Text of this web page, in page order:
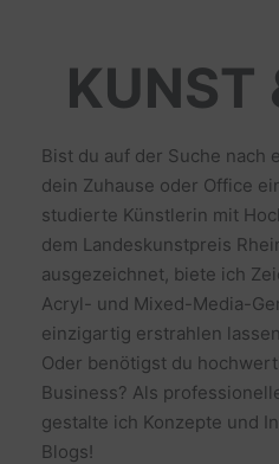
KUNST
Bist du auf der Suche nach
dein Zuhause oder Office
studierte Künstlerin mit
dem Landeskunstpreis
ausgezeichnet, biete ich
Acryl- und Mixed-Media-
einzigartig erstrahlen
Oder benötigst du
Business? Als
gestalte ich Konzepte und
Blogs!